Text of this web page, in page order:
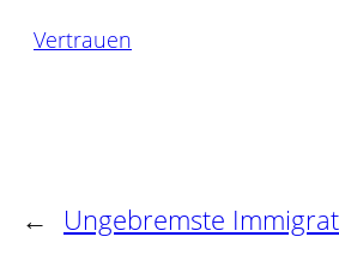
Vertrauen
← Ungebremste